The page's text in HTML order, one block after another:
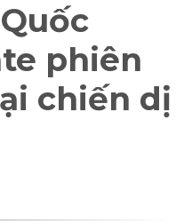
phiên
chiến dị